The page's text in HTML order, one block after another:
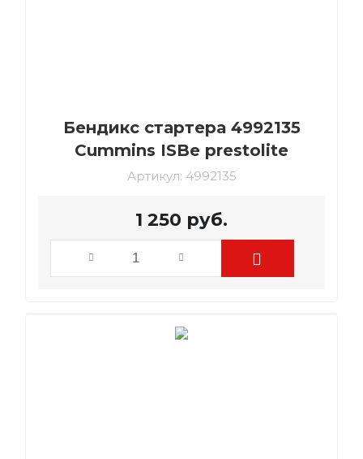
Бендикс стартера 4992135
Cummins ISBe prestolite
Артикул: 4992135
1 250 руб.